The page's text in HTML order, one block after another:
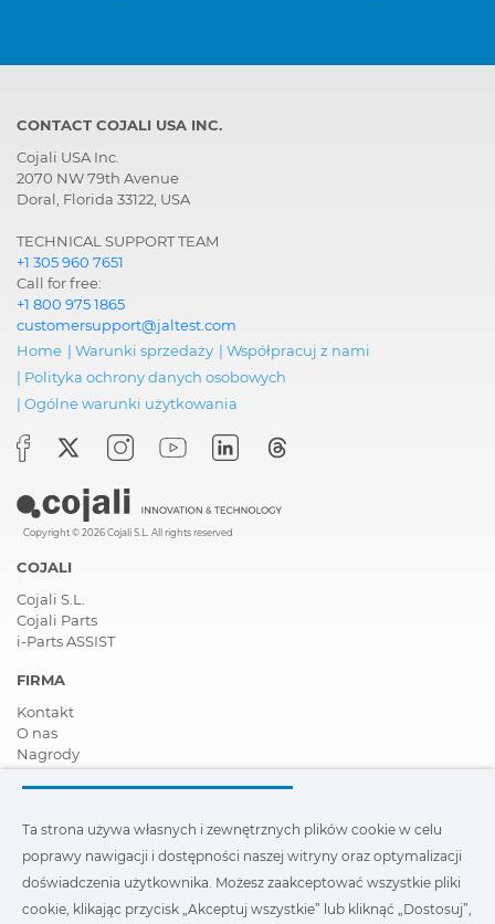
CONTACT COJALI USA INC.
Cojali USA Inc.
2070 NW 79th Avenue
Doral, Florida 33122, USA
TECHNICAL SUPPORT TEAM
+1 305 960 7651
Call for free:
+1 800 975 1865
customersupport@jaltest.com
Home | Warunki sprzedaży | Współpracuj z nami
| Polityka ochrony danych osobowych
| Ogólne warunki użytkowania
Copyright © 2026 Cojali S.L. All rights reserved
COJALI
Cojali S.L.
Cojali Parts
i-Parts ASSIST
FIRMA
Kontakt
O nas
Nagrody
Certyfikaty
Aktualności
Film
FAQ - Najczęściej zadawane pytania
Ta strona wykorzystuje nasze własne i zewnętrzne pliki cookie,
Ta strona używa własnych i zewnętrznych plików cookie w celu
poprawy nawigacji i dostępności naszej witryny oraz optymalizacji
doświadczenia użytkownika. Możesz zaakceptować wszystkie pliki
cookie, klikając przycisk „Akceptuj wszystkie” lub kliknąć „Dostosuj”,